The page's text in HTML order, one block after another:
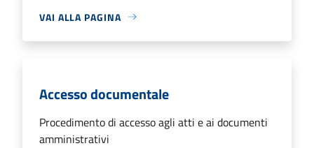
VAI ALLA PAGINA
Accesso documentale
Procedimento di accesso agli atti e ai documenti
amministrativi